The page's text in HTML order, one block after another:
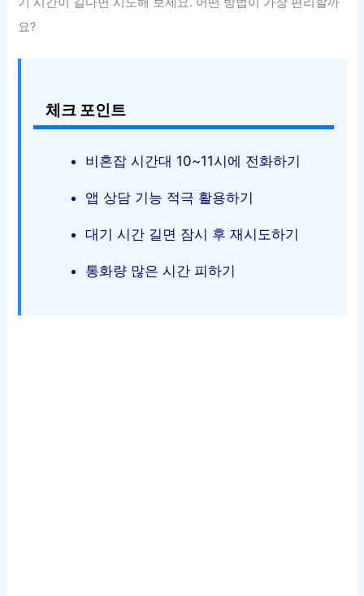
요?
체크 포인트
비혼잡 시간대 10~11시에 전화하기
앱 상담 기능 적극 활용하기
대기 시간 길면 잠시 후 재시도하기
통화량 많은 시간 피하기